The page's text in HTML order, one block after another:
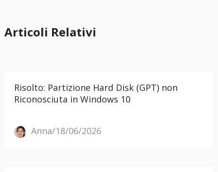
Articoli Relativi
Risolto: Partizione Hard Disk (GPT) non
Riconosciuta in Windows 10
Anna/18/06/2026